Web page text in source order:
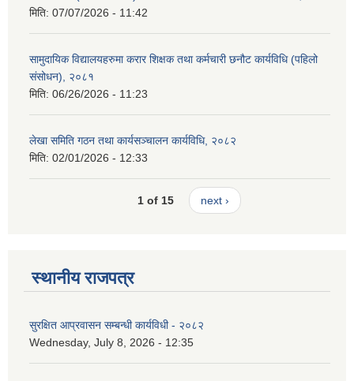
मिति: 07/07/2026 - 11:42
सामुदायिक विद्यालयहरुमा करार शिक्षक तथा कर्मचारी छनौट कार्यविधि (पहिलो
संसोधन), २०८१
मिति: 06/26/2026 - 11:23
लेखा समिति गठन तथा कार्यसञ्चालन कार्यविधि, २०८२
मिति: 02/01/2026 - 12:33
1 of 15 next ›
स्थानीय राजपत्र
सुरक्षित आप्रवासन सम्बन्धी कार्यविधी - २०८२
Wednesday, July 8, 2026 - 12:35